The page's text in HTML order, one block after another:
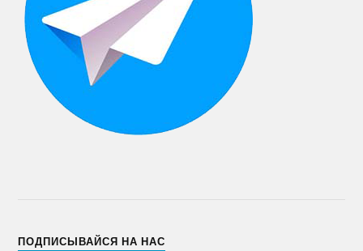
ПОДПИСЫВАЙСЯ НА НАС